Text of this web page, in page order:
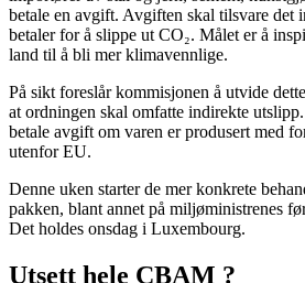
betale en avgift. Avgiften skal tilsvare
betaler for å slippe ut CO₂. Målet er å
land til å bli mer klimavennlige.
På sikt foreslår kommisjonen å utvide
at ordningen skal omfatte indirekte
betale avgift om varen er produsert med
utenfor EU.
Denne uken starter de mer konkrete
pakken, blant annet på miljøministrenes
Det holdes onsdag i Luxembourg.
Utsett hele CBAM ?